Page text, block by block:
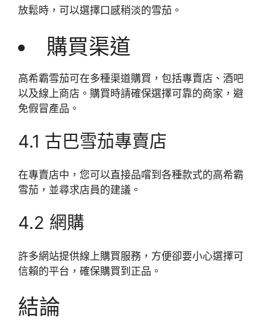
放鬆時，可以選擇口感稍淡的雪茄。
購買渠道
高希霸雪茄可在多種渠道購買，包括專賣店、酒吧
以及線上商店。購買時請確保選擇可靠的商家，避
免假冒產品。
4.1 古巴雪茄專賣店
在專賣店中，您可以直接品嚐到各種款式的高希霸
雪茄，並尋求店員的建議。
4.2 網購
許多網站提供線上購買服務，方便卻要小心選擇可
信賴的平台，確保購買到正品。
結論